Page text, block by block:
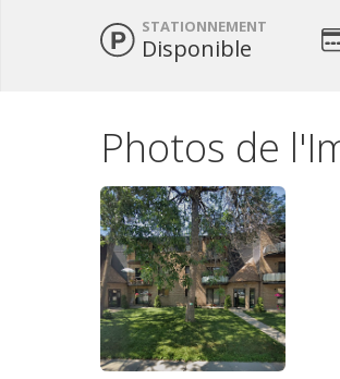
STATIONNEMENT
Disponible
Photos de